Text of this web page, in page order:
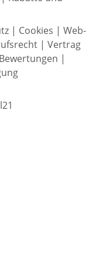
| Cookies | Web-
| Vertrag
|